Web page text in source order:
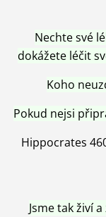
Nechte své
dokážete léčit
Koho
Pokud nejsi
Hippocrates
Jsme tak živí